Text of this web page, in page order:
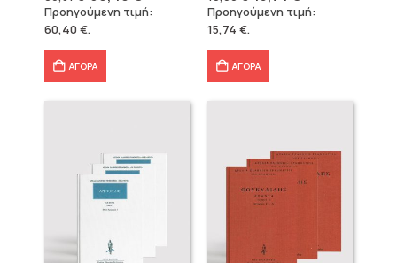
price
was:
86,31 €.
τρέχουσα
τιμή
Προηγούμενη τιμή:
60,40€.
ΑΓΟΡΑ
price
was:
τρέχουσα
τιμή
Προηγούμενη τιμή:
15,74 €.
ΑΓΟΡΑ